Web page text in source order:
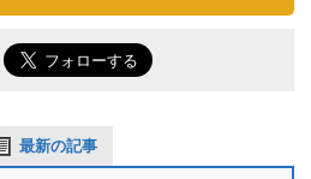
最新の記事